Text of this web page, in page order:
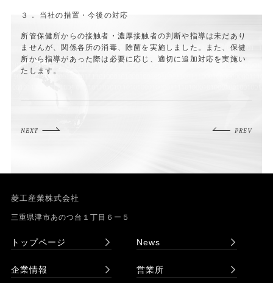
３． 当社の措置・今後の対応
所管保健所からの接触者・濃厚接触者の判断や指導は未だあり
ませんが、関係各所の消毒、除菌を実施しました。また、保健
所から指導があった際は必要に応じ、適切に追加対応を実施い
たします。
NEXT PREV
菱工産業株式会社
三重県津市あのつ台１丁目６ー５
トップページ News
企業情報 営業所